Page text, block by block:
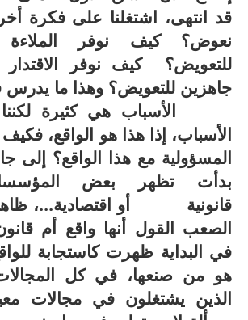
قد انتهى، اشتغلنا على فكرة
نعوض؟ كيف نوفر الملاءة
للتعويض؟ كيف نوفر الاقتدار
جاهزين للتعويض؟ وهذا ما يدرس
الأسباب هي كثيرة لكننا
الأسباب، إذا هذا هو الواقع،
المسؤولية مع هذا الواقع؟ إلى
بدأت تظهر بعض
قانونية أو اقتصادية...،
الصعب القول أنها واقع أم
في البداية ظهرت كاستجابة
هو من صنعها، في كل
الذين يشتغلون في مجالات